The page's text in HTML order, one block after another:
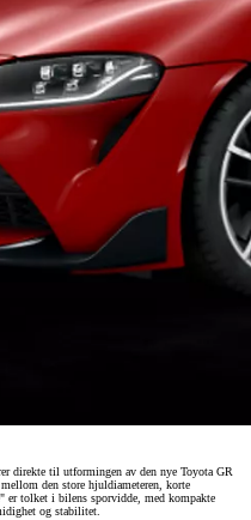
direkte til utformingen av den nye Toyota GR
den store hjuldiameteren, korte
er tolket i bilens sporvidde, med kompakte
og stabilitet.